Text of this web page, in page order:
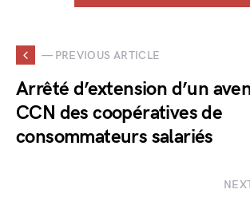
— PREVIOUS ARTICLE
Arrêté d’extension d’un
CCN des coopératives de
consommateurs salariés